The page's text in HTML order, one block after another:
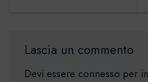
Lascia un commento
Devi essere connesso per